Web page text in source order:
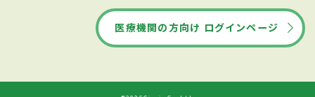
医療機関の方向け ログインページ